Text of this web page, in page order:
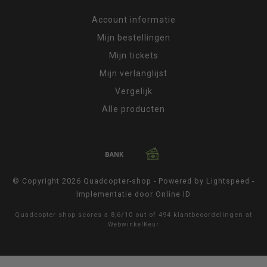
Account informatie
Mijn bestellingen
Mijn tickets
Mijn verlanglijst
Vergelijk
Alle producten
© Copyright 2026 Quadcopter-shop - Powered by Lightspeed -
Implementatie door Online ID
Quadcopter shop scores a 8,6/ 10 out of 494 klantbeoordelingen at
WebwinkelKeur